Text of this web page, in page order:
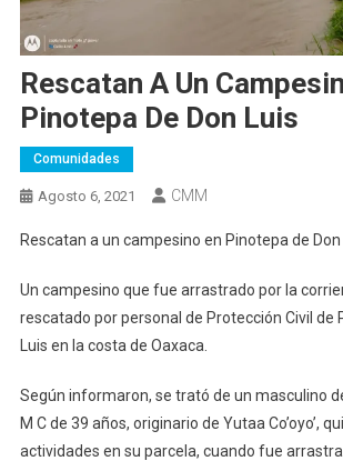
Rescatan A Un
Pinotepa De Don Luis
Comunidades
Agosto 6, 2021 CMM
Rescatan a un campesino en Pinotepa de Don
Un campesino que fue arrastrado por la
rescatado por personal de Protección Civil de
Luis en la costa de Oaxaca.
Según informaron, se trató de un masculino
M C de 39 años, originario de Yutaa Co’oyo’,
actividades en su parcela, cuando fue